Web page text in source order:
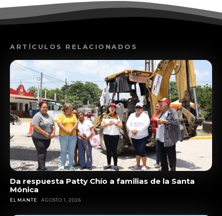
ARTÍCULOS RELACIONADOS
Da respuesta Patty Chío a familias de la Santa
Mónica
EL MANTE AGOSTO 1, 2026